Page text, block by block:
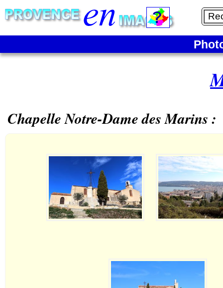
Chapelle Notre-Dame des Marins :